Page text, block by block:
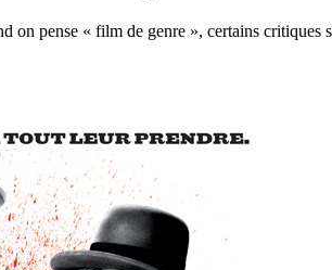
on pense « film de genre », certains critiques